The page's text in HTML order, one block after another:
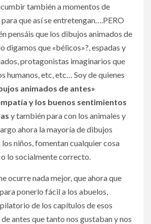
también a momentos de
que así se entretengan….PERO
pensáis que los dibujos animados de
digamos que «bélicos»?, espadas y
protagonistas imaginarios que
humanos, etc, etc… Soy de quienes
animados de antes»
y los buenos sentimientos
y también para con los animales y
ahora la mayoría de dibujos
los niños, fomentan cualquier cosa
lo socialmente correcto.
ocurre nada mejor, que ahora que
ponerlo fácil a los abuelos,
de los capítulos de esos
antes que tanto nos gustaban y nos